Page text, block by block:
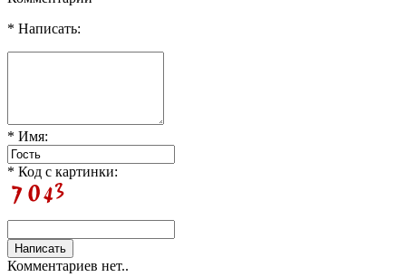
* Написать:
* Имя:
* Код с картинки:
Комментариев нет..